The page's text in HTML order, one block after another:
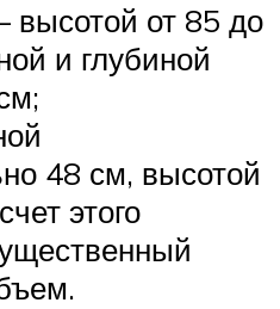
высотой от 85 до
и глубиной
48 см, высотой
этого